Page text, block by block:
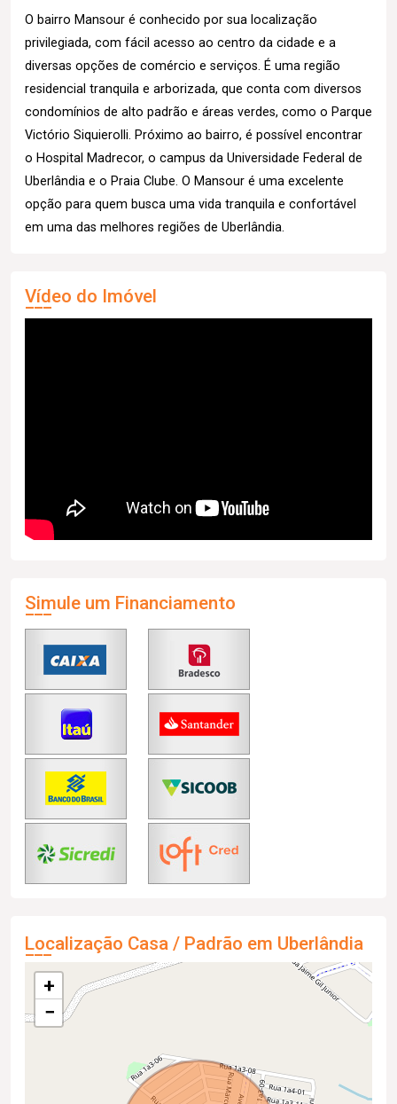
O bairro Mansour é conhecido por sua localização
privilegiada, com fácil acesso ao centro da cidade e a
diversas opções de comércio e serviços. É uma região
residencial tranquila e arborizada, que conta com diversos
condomínios de alto padrão e áreas verdes, como o Parque
Victório Siquierolli. Próximo ao bairro, é possível encontrar
o Hospital Madrecor, o campus da Universidade Federal de
Uberlândia e o Praia Clube. O Mansour é uma excelente
opção para quem busca uma vida tranquila e confortável
em uma das melhores regiões de Uberlândia.
Vídeo do Imóvel
Simule um Financiamento
Localização Casa / Padrão em Uberlândia
+
−